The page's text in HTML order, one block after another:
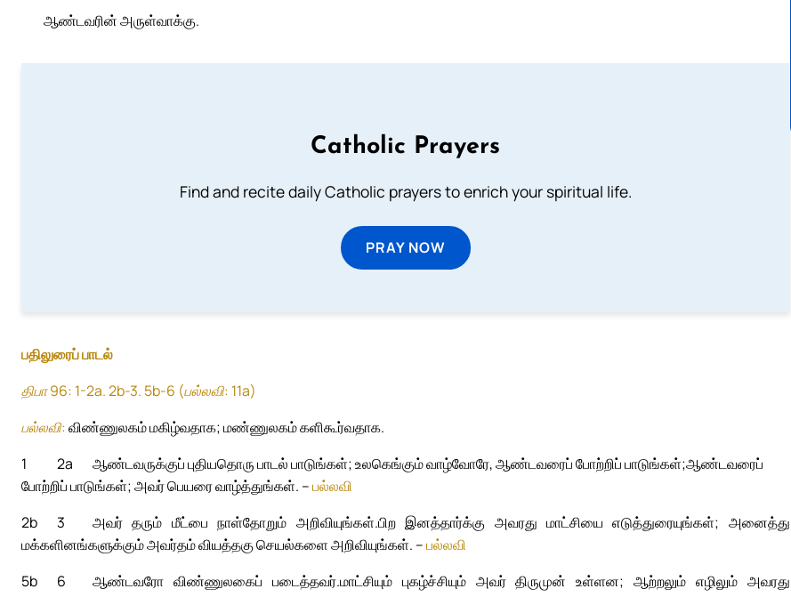
ஆண்டவரின் அருள்வாக்கு.
Catholic Prayers
Find and recite daily Catholic prayers to enrich your spiritual life.
PRAY NOW
பதிலுரைப் பாடல்
திபா 96: 1-2a. 2b-3. 5b-6 (பல்லவி: 11a)
பல்லவி:விண்ணுலகம் மகிழ்வதாக; மண்ணுலகம் களிகூர்வதாக.
1
ஆண்டவருக்குப் புதியதொரு பாடல் பாடுங்கள்; உலகெங்கும் வாழ்வோரே, ஆண்டவரைப் போற்றிப் பாடுங்கள்;
2a
ஆண்டவரைப்
போற்றிப் பாடுங்கள்; அவர் பெயரை வாழ்த்துங்கள். –பல்லவி
2b
அவர் தரும் மீட்பை நாள்தோறும் அறிவியுங்கள்.
3
பிற இனத்தார்க்கு அவரது மாட்சியை எடுத்துரையுங்கள்; அனைத்து
மக்களினங்களுக்கும் அவர்தம் வியத்தகு செயல்களை அறிவியுங்கள். –பல்லவி
5b
ஆண்டவரோ விண்ணுலகைப் படைத்தவர்.
6
மாட்சியும் புகழ்ச்சியும் அவர் திருமுன் உள்ளன; ஆற்றலும் எழிலும் அவரது